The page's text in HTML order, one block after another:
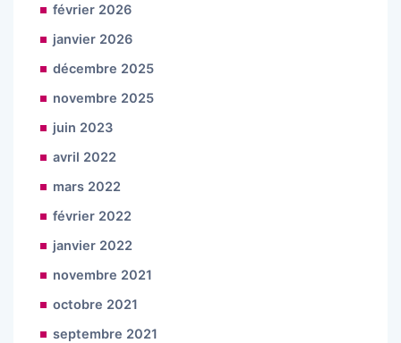
février 2026
janvier 2026
décembre 2025
novembre 2025
juin 2023
avril 2022
mars 2022
février 2022
janvier 2022
novembre 2021
octobre 2021
septembre 2021